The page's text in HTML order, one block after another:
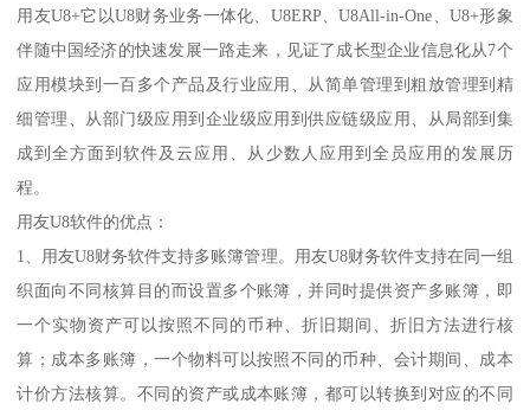
用友U8+它以U8财务业务一体化、U8ERP、U8All-in-One、U8+形象
伴随中国经济的快速发展一路走来，见证了成长型企业信息化从7个
应用模块到一百多个产品及行业应用、从简单管理到粗放管理到精
细管理、从部门级应用到企业级应用到供应链级应用、从局部到集
成到全方面到软件及云应用、从少数人应用到全员应用的发展历
程。
用友U8软件的优点：
1、用友U8财务软件支持多账簿管理。用友U8财务软件支持在同一组
织面向不同核算目的而设置多个账簿，并同时提供资产多账簿，即
一个实物资产可以按照不同的币种、折旧期间、折旧方法进行核
算；成本多账簿，一个物料可以按照不同的币种、会计期间、成本
计价方法核算。不同的资产或成本账簿，都可以转换到对应的不同